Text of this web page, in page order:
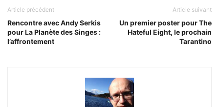
Article précédent
Rencontre avec Andy Serkis
pour La Planète des Singes :
l’affrontement
Article suivant
Un premier poster pour The
Hateful Eight, le prochain
Tarantino